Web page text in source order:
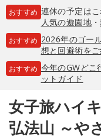
おすすめ 連休の予定は
人気の遊園地・
おすすめ 2026年のゴー
想と回避術を
おすすめ 今年のGWどこ
ットガイド
女子旅ハイ
弘法山 ～や